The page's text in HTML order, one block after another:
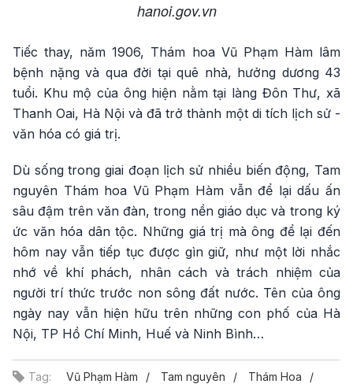
hanoi.gov.vn
Tiếc thay, năm 1906, Thám hoa Vũ Phạm Hàm lâm
bệnh nặng và qua đời tại quê nhà, hưởng dương 43
tuổi. Khu mộ của ông hiện nằm tại làng Đôn Thư, xã
Thanh Oai, Hà Nội và đã trở thành một di tích lịch sử -
văn hóa có giá trị.
Dù sống trong giai đoạn lịch sử nhiều biến động, Tam
nguyên Thám hoa Vũ Phạm Hàm vẫn để lại dấu ấn
sâu đậm trên văn đàn, trong nền giáo dục và trong ký
ức văn hóa dân tộc. Những giá trị mà ông để lại đến
hôm nay vẫn tiếp tục được gìn giữ, như một lời nhắc
nhớ về khí phách, nhân cách và trách nhiệm của
người trí thức trước non sông đất nước. Tên của ông
ngày nay vẫn hiện hữu trên những con phố của Hà
Nội, TP Hồ Chí Minh, Huế và Ninh Bình…
Tag: Vũ Phạm Hàm Tam nguyên
Thám Hoa